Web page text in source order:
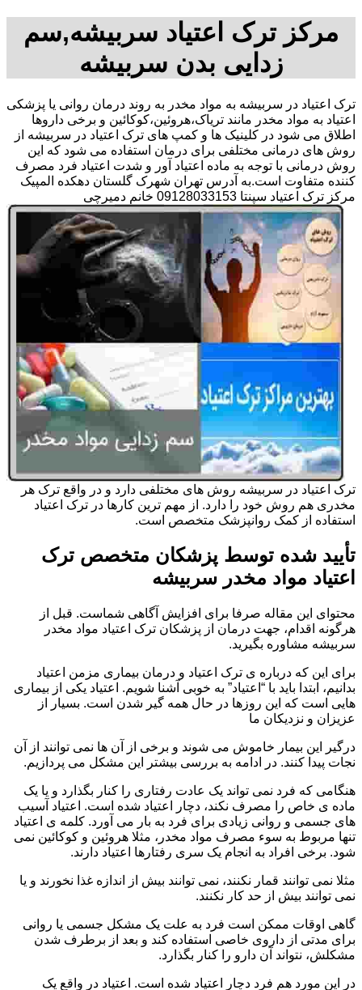
مرکز ترک اعتیاد سربیشه,سم
زدایی بدن سربیشه
ترک اعتیاد در سربیشه به مواد مخدر به روند درمان روانی یا پزشکی
اعتیاد به مواد مخدر مانند تریاک،هروئین،کوکائین و برخی داروها
اطلاق می شود در کلینیک ها و کمپ های ترک اعتیاد در سربیشه از
روش های درمانی مختلفی برای درمان استفاده می شود که این
روش درمانی با توجه به ماده اعتیاد آور و شدت اعتیاد فرد مصرف
کننده متفاوت است.به آدرس تهران شهرک گلستان دهکده المپیک
مرکز ترک اعتیاد سپنتا 09128033153 خانم دمیرچی
ترک اعتیاد در سربیشه روش های مختلفی دارد و در واقع ترک هر
مخدری هم روش خود را دارد. از مهم ترین کارها در ترک اعتیاد
استفاده از کمک روانپزشک متخصص است.
تأیید شده توسط پزشکان متخصص ترک
اعتیاد مواد مخدر سربیشه
محتوای این مقاله صرفا برای افزایش آگاهی شماست. قبل از
هرگونه اقدام، جهت درمان از پزشکان ترک اعتیاد مواد مخدر
سربیشه مشاوره بگیرید.
برای این که درباره ی ترک اعتیاد و درمان بیماری مزمن اعتیاد
بدانیم، ابتدا باید با “اعتیاد” به خوبی آشنا شویم. اعتیاد یکی از بیماری
هایی است که این روزها در حال همه گیر شدن است. بسیار از
عزیزان و نزدیکان ما
درگیر این بیمار خاموش می شوند و برخی از آن ها نمی توانند از آن
نجات پیدا کنند. در ادامه به بررسی بیشتر این مشکل می پردازیم.
هنگامی که فرد نمی تواند یک عادت رفتاری را کنار بگذارد و یا یک
ماده ی خاص را مصرف نکند، دچار اعتیاد شده است. اعتیاد آسیب
های جسمی و روانی زیادی برای فرد به بار می آورد. کلمه ی اعتیاد
تنها مربوط به سوء مصرف مواد مخدر، مثلا هروئین و کوکائین نمی
شود. برخی افراد به انجام یک سری رفتارها اعتیاد دارند.
مثلا نمی توانند قمار نکنند، نمی توانند بیش از اندازه غذا نخورند و یا
نمی توانند بیش از حد کار نکنند.
گاهی اوقات ممکن است فرد به علت یک مشکل جسمی یا روانی
برای مدتی از داروی خاصی استفاده کند و بعد از برطرف شدن
مشکلش، نتواند آن دارو را کنار بگذارد.
در این مورد هم فرد دچار اعتیاد شده است. اعتیاد در واقع یک